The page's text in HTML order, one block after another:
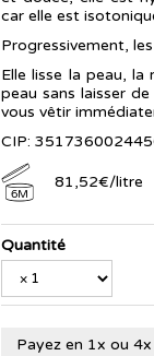
car elle est
Progressivement,
Elle lisse la peau,
peau sans laisser
vous vêtir
CIP:
6M
81,52€/litre
Quantité
Payez en 1x ou